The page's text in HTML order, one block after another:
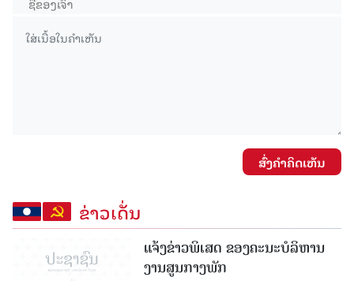
ສົ່ງຄໍາຄິດເຫັນ
ຂ່າວເດັ່ນ
ແຈ້ງຂ່າວພິເສດ ຂອງຄະນະບໍລິຫານ
ງານສູນກາງພັກ